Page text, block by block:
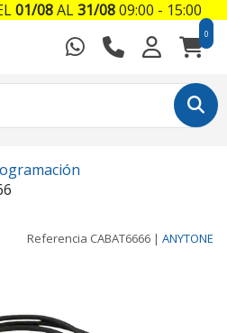
0
Referencia CABAT6666 | ANYTONE
01/08AL31/0809:00 - 15:00